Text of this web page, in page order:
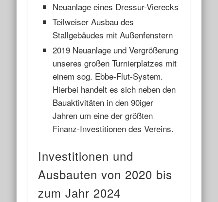
Neuanlage eines Dressur-Vierecks
Teilweiser Ausbau des
Stallgebäudes mit Außenfenstern
2019 Neuanlage und Vergrößerung
unseres großen Turnierplatzes mit
einem sog. Ebbe-Flut-System.
Hierbei handelt es sich neben den
Bauaktivitäten in den 90iger
Jahren um eine der größten
Finanz-Investitionen des Vereins.
Investitionen und
Ausbauten von 2020 bis
zum Jahr 2024